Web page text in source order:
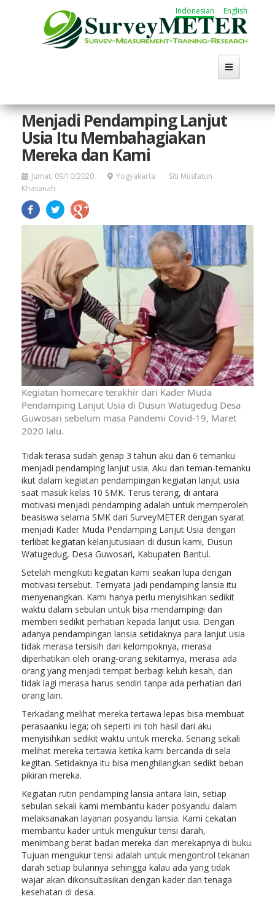
Indonesian English
Beranda
Tentang
Karir
Cari
Menjadi Pendamping Lanjut
Usia Itu Membahagiakan
Mereka dan Kami
Jumat, 09/10/2020 Yogyakarta
Siti Musfatun
Khasanah
Kegiatan homecare terakhir dari Kader Muda
Pendamping Lanjut Usia di Dusun Watugedug Desa
Guwosari sebelum masa Pandemi Covid-19, Maret
2020 lalu.
Tidak terasa sudah genap 3 tahun aku dan 6 temanku
menjadi pendamping lanjut usia. Aku dan teman-temanku
ikut dalam kegiatan pendampingan kegiatan lanjut usia
saat masuk kelas 10 SMK. Terus terang, di antara
motivasi menjadi pendamping adalah untuk memperoleh
beasiswa selama SMK dari SurveyMETER dengan syarat
menjadi Kader Muda Pendamping Lanjut Usia dengan
terlibat kegiatan kelanjutusiaan di dusun kami, Dusun
Watugedug, Desa Guwosari, Kabupaten Bantul.
Setelah mengikuti kegiatan kami seakan lupa dengan
motivasi tersebut. Ternyata jadi pendamping lansia itu
menyenangkan. Kami hanya perlu menyisihkan sedikit
waktu dalam sebulan untuk bisa mendampingi dan
memberi sedikit perhatian kepada lanjut usia. Dengan
adanya pendampingan lansia setidaknya para lanjut usia
tidak merasa tersisih dari kelompoknya, merasa
diperhatikan oleh orang-orang sekitarnya, merasa ada
orang yang menjadi tempat berbagi keluh kesah, dan
tidak lagi merasa harus sendiri tanpa ada perhatian dari
orang lain.
Terkadang melihat mereka tertawa lepas bisa membuat
perasaanku lega; oh seperti ini toh hasil dari aku
menyisihkan sedikit waktu untuk mereka. Senang sekali
melihat mereka tertawa ketika kami bercanda di sela
kegitan. Setidaknya itu bisa menghilangkan sedikt beban
pikiran mereka.
Kegiatan rutin pendamping lansia antara lain, setiap
sebulan sekali kami membantu kader posyandu dalam
melaksanakan layanan posyandu lansia. Kami cekatan
membantu kader untuk mengukur tensi darah,
menimbang berat badan mereka dan merekapnya di buku.
Tujuan mengukur tensi adalah untuk mengontrol tekanan
darah setiap bulannya sehingga kalau ada yang tidak
wajar akan dikonsultasikan dengan kader dan tenaga
kesehatan di desa.